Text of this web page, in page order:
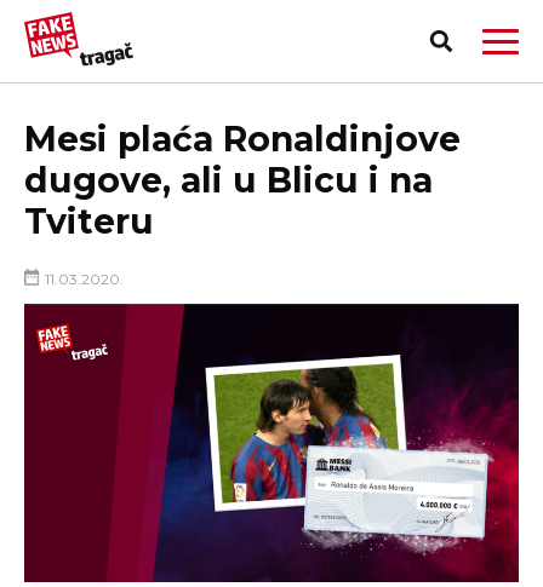
PRIJAVI LAŽNU VEST!
Mesi plaća Ronaldinjove
dugove, ali u Blicu i na
Tviteru
11.03.2020.